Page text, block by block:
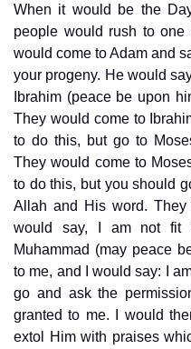
When it would be the
people would rush to one
would come to Adam and
your progeny. He would
Ibrahim (peace be upon
They would come to
to do this, but go to
They would come to
to do this, but you should
Allah and His word.
would say, I am not fit
Muhammad (may peace
to me, and I would say: I
go and ask the
granted to me. I would
extol Him with praises